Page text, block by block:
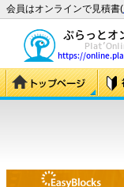
会員はオンラインで見積書(